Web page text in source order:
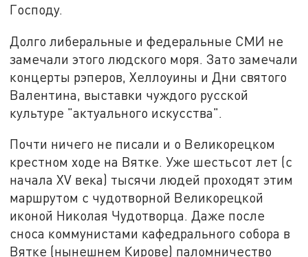
Господу.
Долго либеральные и федеральные СМИ не
замечали этого людского моря. Зато замечали
концерты рэперов, Хеллоуины и Дни cвятого
Валентина, выставки чуждого русской
культуре "актуального искусства".
Почти ничего не писали и о Великорецком
крестном ходе на Вятке. Уже шестьсот лет (с
начала XV века) тысячи людей проходят этим
маршрутом с чудотворной Великорецкой
иконой Николая Чудотворца. Даже после
сноса коммунистами кафедрального собора в
Вятке (нынешнем Кирове) паломничество